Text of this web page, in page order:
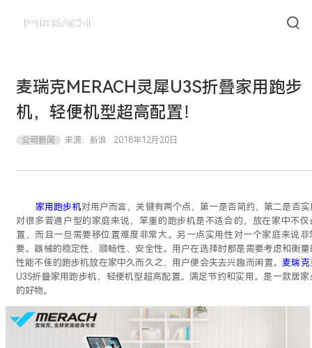
麦瑞克MERACH灵犀U3S折叠家用跑步
机，轻便机型超高配置！
公司新闻 来源： 新浪 2018年12月20日
家用跑步机对用户而言，关键有两个点，第一是否简约，第二是否实
对很多普通户型的家庭来说，笨重的跑步机是不适合的，放在家中不仅
置，而且一旦需要移位置难度非常大。另一点实用性对一个家庭来说非
要。器械的稳定性、顺畅性、安全性。用户在选择时都是需要考虑和衡量
性能不佳的跑步机放在家中久而久之，用户便会失去兴趣而闲置。麦瑞克
U3S折叠家用跑步机，轻便机型超高配置。满足节约和实用。是一款居家
的好物。